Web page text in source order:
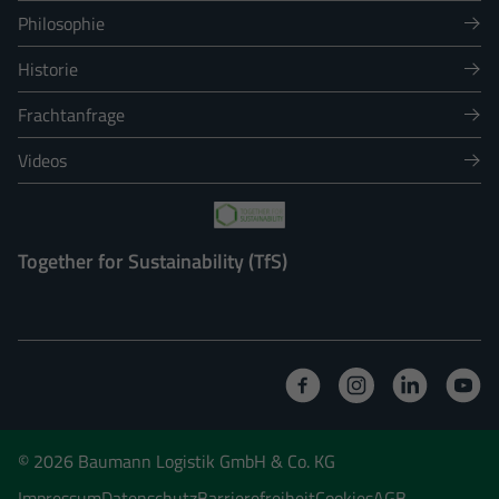
Philosophie
Historie
Frachtanfrage
Videos
Together for Sustainability (TfS)
© 2026 Baumann Logistik GmbH & Co. KG